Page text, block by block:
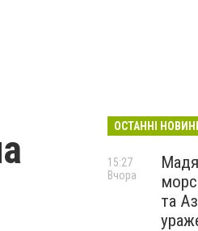
ОСТАННІ
та
15:27
Вчора